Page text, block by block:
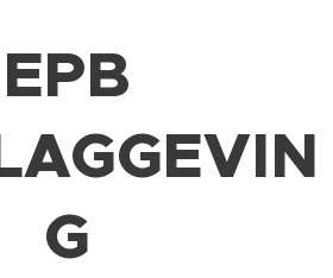
EPB
G